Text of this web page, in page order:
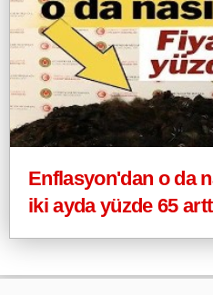
Enflasyon'dan o da
iki ayda yüzde 65